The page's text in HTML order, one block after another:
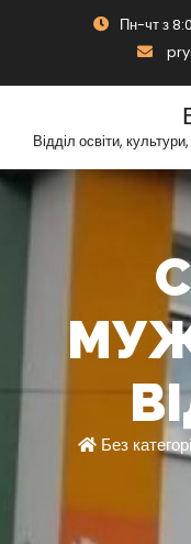
Пн-чт з
Відділ освіти,
Без